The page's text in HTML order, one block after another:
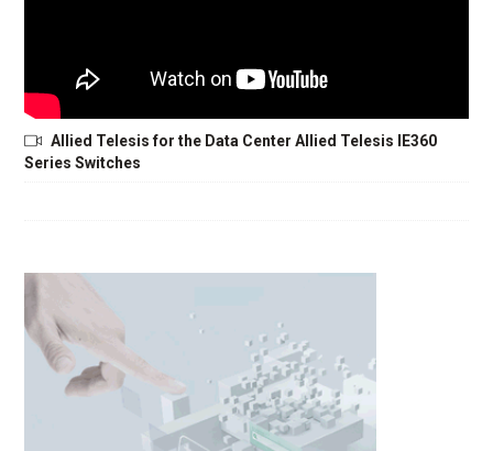
Allied Telesis for the Data Center Allied Telesis IE360
Series Switches